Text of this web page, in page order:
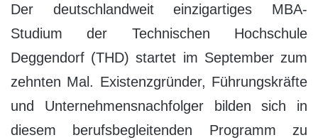
Der deutschlandweit einzigartiges MBA-
Studium der Technischen Hochschule
Deggendorf (THD) startet im September zum
zehnten Mal. Existenzgründer, Führungskräfte
und Unternehmensnachfolger bilden sich in
diesem berufsbegleitenden Programm zu